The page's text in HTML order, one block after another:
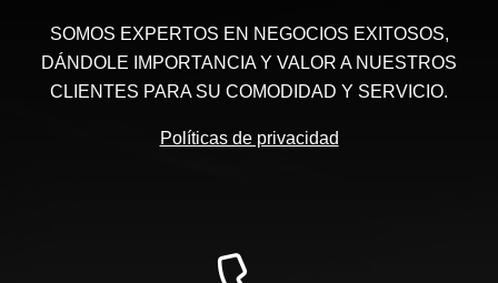
SOMOS EXPERTOS EN NEGOCIOS EXITOSOS,
DÁNDOLE IMPORTANCIA Y VALOR A NUESTROS
CLIENTES PARA SU COMODIDAD Y SERVICIO.
Políticas de privacidad